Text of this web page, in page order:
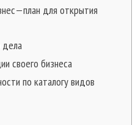
для открытия
дела
своего бизнеса
по каталогу видов